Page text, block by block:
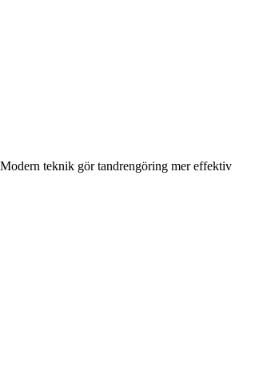
Modern teknik gör tandrengöring mer effektiv